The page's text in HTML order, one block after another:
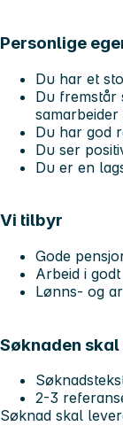
Personlige
Du har et
Du fremstår
Du har god
Du ser
Du er en
Vi tilbyr
Gode
Arbeid i
Lønns- og
Søknaden
2-3
Søknad skal